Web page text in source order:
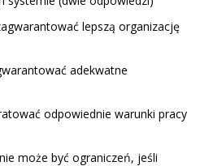
lepszą organizację
adekwatne
odpowiednie warunki pracy
może być ograniczeń, jeśli